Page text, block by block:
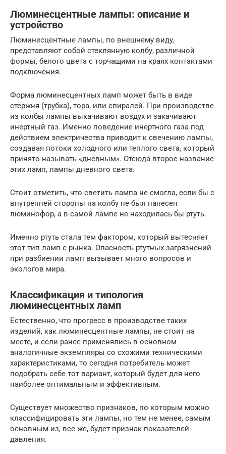
Люминесцентные лампы: описание и
устройство
Люминесцентные лампы, по внешнему виду,
представляют собой стеклянную колбу, различной
формы, белого цвета с торчащими на краях контактами
подключения.
Форма люминесцентных ламп может быть в виде
стержня (трубка), тора, или спиралей. При производстве
из колбы лампы выкачивают воздух и закачивают
инертный газ. Именно поведение инертного газа под
действием электричества приводит к свечению лампы,
создавая потоки холодного или теплого света, который
принято называть «дневным». Отсюда второе название
этих ламп, лампы дневного света.
Стоит отметить, что светить лампа не смогла, если бы с
внутренней стороны на колбу не был нанесен
люминофор, а в самой лампе не находилась бы ртуть.
Именно ртуть стала тем фактором, который вытесняет
этот тип ламп с рынка. Опасность ртутных загрязнений
при разбиении ламп вызывает много вопросов и
экологов мира.
Классификация и типология
люминесцентных ламп
Естественно, что прогресс в производстве таких
изделий, как люминесцентные лампы, не стоит на
месте, и если ранее применялись в основном
аналогичные экземпляры со схожими техническими
характеристиками, то сегодня потребитель может
подобрать себе тот вариант, который будет для него
наиболее оптимальным и эффективным.
Существует множество признаков, по которым можно
классифицировать эти лампы, но тем не менее, самым
основным из, все же, будет признак показателей
давления.